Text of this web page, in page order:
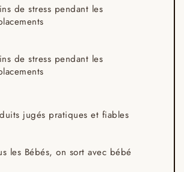
de stress pendant les
de stress pendant les
jugés pratiques et fiables
les Bébés, on sort avec bébé